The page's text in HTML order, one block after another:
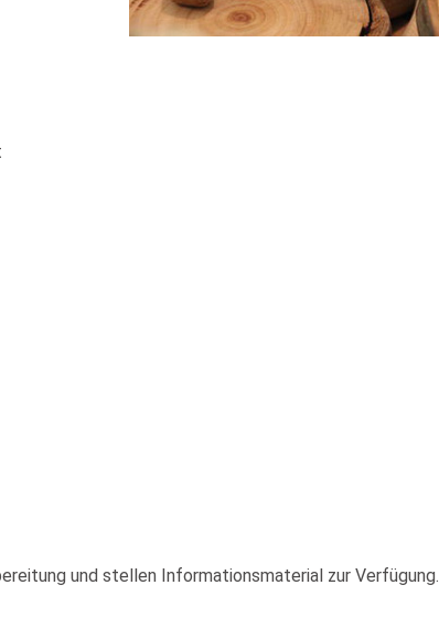
und stellen Informationsmaterial zur Verfügung.